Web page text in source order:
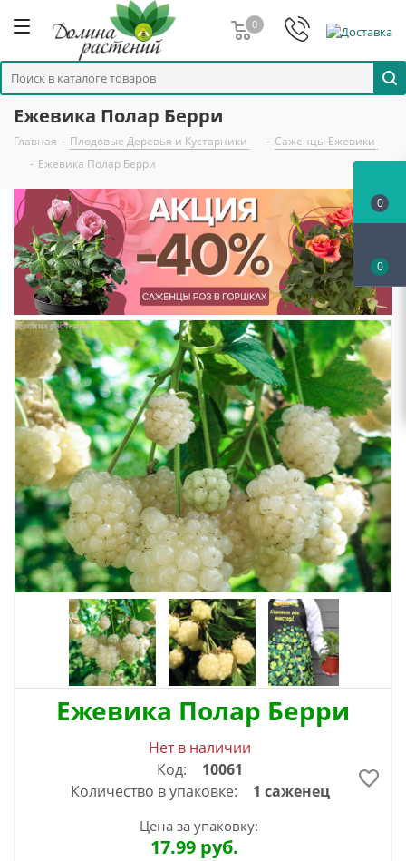
0
Ежевика Полар Берри
Главная - Плодовые Деревья и Кустарники - Саженцы Ежевики
- Ежевика Полар Берри
Ежевика Полар Берри
Нет в наличии
Код:
10061
Количество в упаковке:
1 саженец
Цена за упаковку:
17.99руб.
0
0